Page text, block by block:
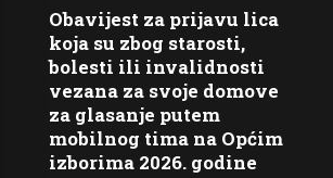
Obavijest za prijavu lica
koja su zbog starosti,
bolesti ili invalidnosti
vezana za svoje domove
za glasanje putem
mobilnog tima na Općim
izborima 2026. godine